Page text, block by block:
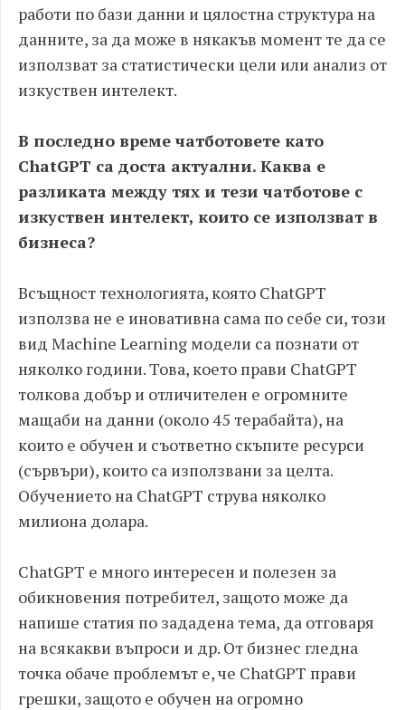
работи по бази данни и цялостна структура на
данните, за да може в някакъв момент те да се
използват за статистически цели или анализ от
изкуствен интелект.
В последно време чатботовете като
ChatGPT са доста актуални. Каква е
разликата между тях и тези чатботове с
изкуствен интелект, които се използват в
бизнеса?
Всъщност технологията, която ChatGPT
използва не е иновативна сама по себе си, този
вид Machine Learning модели са познати от
няколко години. Това, което прави ChatGPT
толкова добър и отличителен е огромните
мащаби на данни (около 45 терабайта), на
които е обучен и съответно скъпите ресурси
(сървъри), които са използвани за целта.
Обучението на ChatGPT струва няколко
милиона долара.
ChatGPT е много интересен и полезен за
обикновения потребител, защото може да
напише статия по зададена тема, да отговаря
на всякакви въпроси и др. От бизнес гледна
точка обаче проблемът е, че ChatGPT прави
грешки, защото е обучен на огромно